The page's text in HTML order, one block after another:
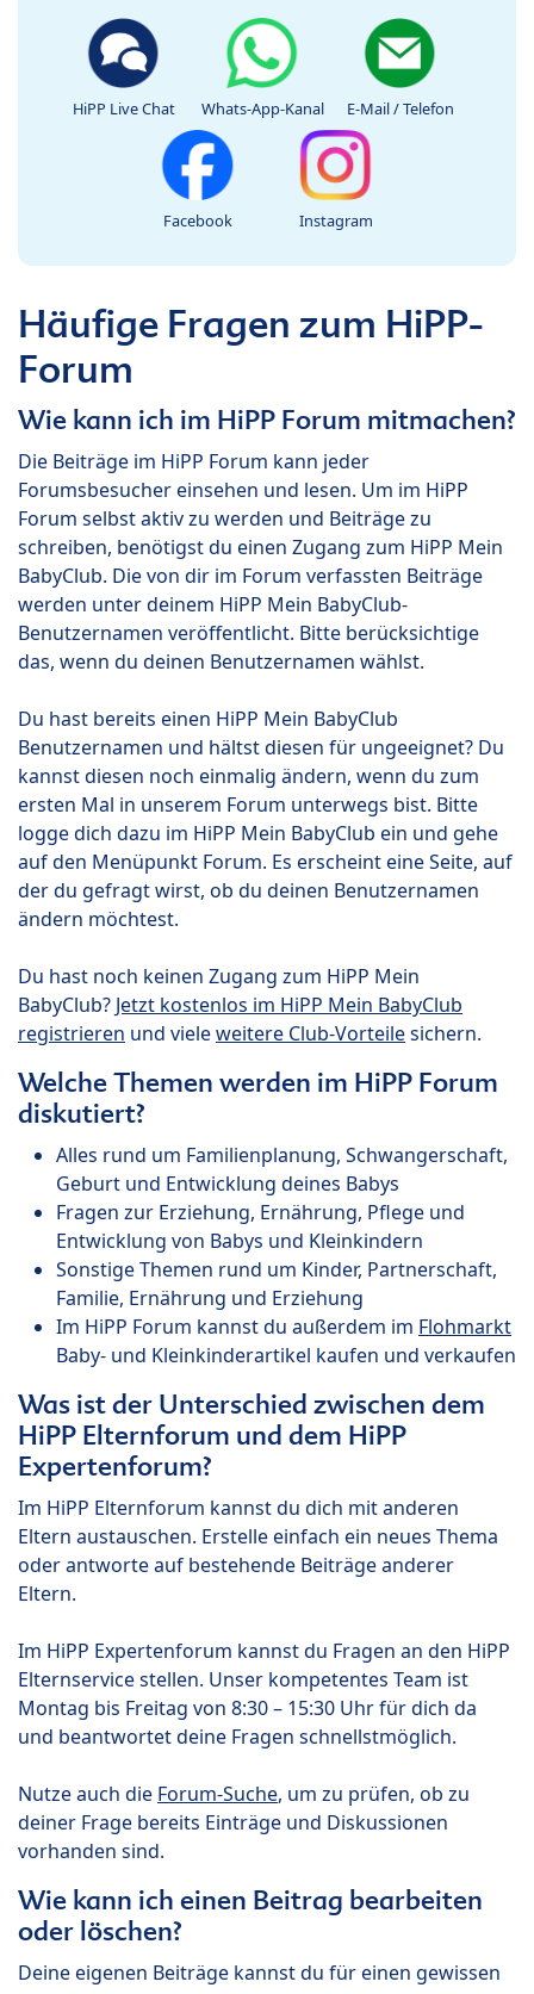
HiPP Live Chat Whats-App-Kanal E-Mail / Telefon
Facebook Instagram
Häufige Fragen zum HiPP-
Forum
Wie kann ich im HiPP Forum mitmachen?
Die Beiträge im HiPP Forum kann jeder
Forumsbesucher einsehen und lesen. Um im HiPP
Forum selbst aktiv zu werden und Beiträge zu
schreiben, benötigst du einen Zugang zum HiPP Mein
BabyClub. Die von dir im Forum verfassten Beiträge
werden unter deinem HiPP Mein BabyClub-
Benutzernamen veröffentlicht. Bitte berücksichtige
das, wenn du deinen Benutzernamen wählst.
Du hast bereits einen HiPP Mein BabyClub
Benutzernamen und hältst diesen für ungeeignet? Du
kannst diesen noch einmalig ändern, wenn du zum
ersten Mal in unserem Forum unterwegs bist. Bitte
logge dich dazu im HiPP Mein BabyClub ein und gehe
auf den Menüpunkt Forum. Es erscheint eine Seite, auf
der du gefragt wirst, ob du deinen Benutzernamen
ändern möchtest.
Du hast noch keinen Zugang zum HiPP Mein
BabyClub? Jetzt kostenlos im HiPP Mein BabyClub
registrieren und vieleweitere Club-Vorteilesichern.
Welche Themen werden im HiPP Forum
diskutiert?
Alles rund um Familienplanung, Schwangerschaft,
Geburt und Entwicklung deines Babys
Fragen zur Erziehung, Ernährung, Pflege und
Entwicklung von Babys und Kleinkindern
Sonstige Themen rund um Kinder, Partnerschaft,
Familie, Ernährung und Erziehung
Im HiPP Forum kannst du außerdem im Flohmarkt
Baby- und Kleinkinderartikel kaufen und verkaufen
Was ist der Unterschied zwischen dem
HiPP Elternforum und dem HiPP
Expertenforum?
Im HiPP Elternforum kannst du dich mit anderen
Eltern austauschen. Erstelle einfach ein neues Thema
oder antworte auf bestehende Beiträge anderer
Eltern.
Im HiPP Expertenforum kannst du Fragen an den HiPP
Elternservice stellen. Unser kompetentes Team ist
Montag bis Freitag von 8:30 – 15:30 Uhr für dich da
und beantwortet deine Fragen schnellstmöglich.
Nutze auch die Forum-Suche, um zu prüfen, ob zu
deiner Frage bereits Einträge und Diskussionen
vorhanden sind.
Wie kann ich einen Beitrag bearbeiten
oder löschen?
Deine eigenen Beiträge kannst du für einen gewissen